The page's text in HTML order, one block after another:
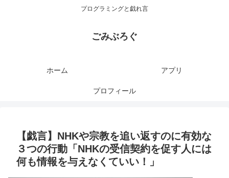
プログラミングと戯れ言
ごみぶろぐ
ホーム アプリ
プロフィール
【戯言】NHKや宗教を追い返すのに有効な
３つの行動「NHKの受信契約を促す人には
何も情報を与えなくていい！」